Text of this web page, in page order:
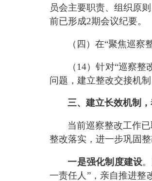
员会主要职责、组织原
前已形成2期会议纪要。
（ 四 ）在“聚焦巡察
（14）针对“巡察整
问题，建立整改交接机
三、建立长效机制
当前巡察整改工作已
整改落实，进一步巩固
一是强化制度建设
一责任人 ”，亲自推进整